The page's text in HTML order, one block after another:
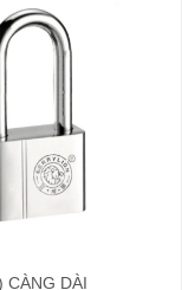
CÀNG DÀI